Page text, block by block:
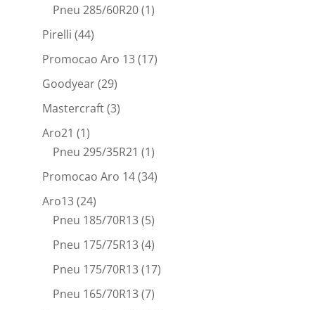
Pneu 285/60R20(1)
Pirelli (44)
Promocao Aro 13(17)
Goodyear(29)
Mastercraft(3)
Aro21 (1)
Pneu 295/35R21 (1)
Promocao Aro 14(34)
Aro13(24)
Pneu 185/70R13(5)
Pneu 175/75R13(4)
Pneu 175/70R13(17)
Pneu 165/70R13(7)